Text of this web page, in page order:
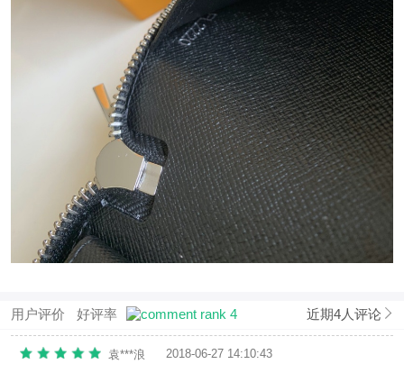
用户评价 好评率 近期4人评论
袁***浪 2018-06-27 14:10:43